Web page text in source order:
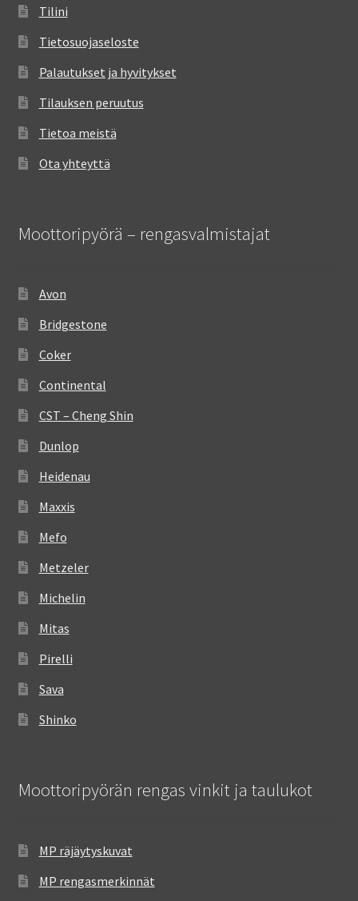
Tilini
Tietosuojaseloste
Palautukset ja hyvitykset
Tilauksen peruutus
Tietoa meistä
Ota yhteyttä
Moottoripyörä – rengasvalmistajat
Avon
Bridgestone
Coker
Continental
CST – Cheng Shin
Dunlop
Heidenau
Maxxis
Mefo
Metzeler
Michelin
Mitas
Pirelli
Sava
Shinko
Moottoripyörän rengas vinkit ja taulukot
MP räjäytyskuvat
MP rengasmerkinnät